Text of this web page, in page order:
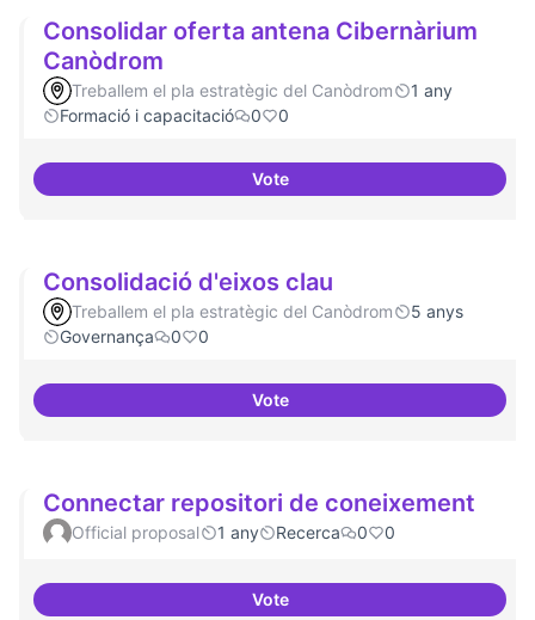
Consolidar oferta antena Cibernàrium
Canòdrom
Treballem el pla estratègic del Canòdrom
1 any
Formació i capacitació
0 0
VoteConsolidar oferta antena
Consolidació d'eixos clau
Treballem el pla estratègic del Canòdrom
5 anys
Governança
0 0
VoteConsolidació d'eixos clau
Connectar repositori de coneixement
Official proposal 1 any Recerca 0 0
VoteConnectar repositori de